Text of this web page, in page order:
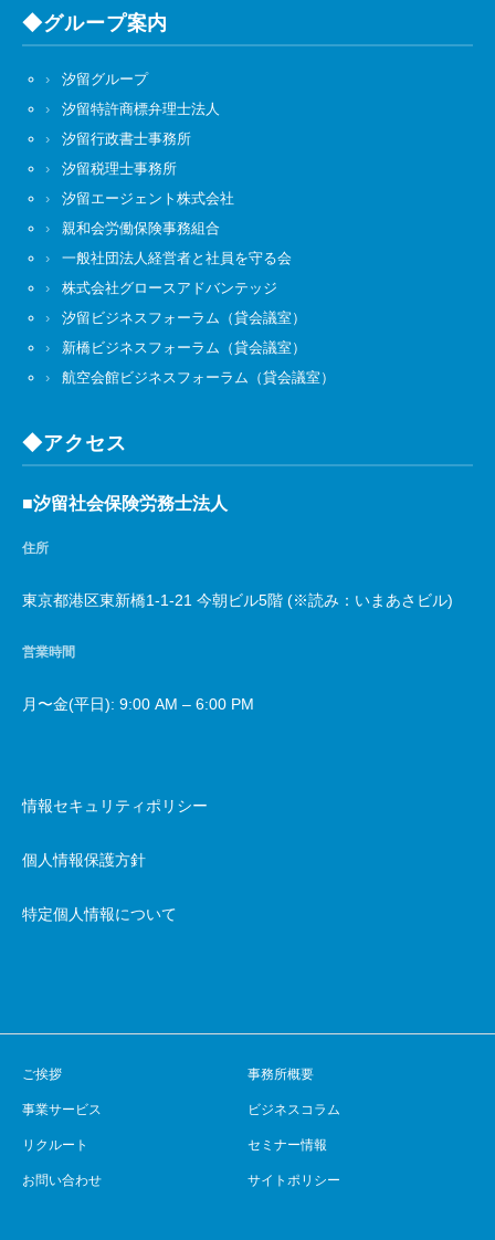
◆グループ案内
汐留グループ
汐留特許商標弁理士法人
汐留行政書士事務所
汐留税理士事務所
汐留エージェント株式会社
親和会労働保険事務組合
一般社団法人経営者と社員を守る会
株式会社グロースアドバンテッジ
汐留ビジネスフォーラム（貸会議室）
新橋ビジネスフォーラム（貸会議室）
航空会館ビジネスフォーラム（貸会議室）
◆アクセス
■汐留社会保険労務士法人
住所
東京都港区東新橋1-1-21 今朝ビル5階 (※読み：いまあさビル)
営業時間
月〜金(平日): 9:00 AM – 6:00 PM
情報セキュリティポリシー
個人情報保護方針
特定個人情報について
ご挨拶 事務所概要
事業サービス ビジネスコラム
リクルート セミナー情報
お問い合わせ サイトポリシー